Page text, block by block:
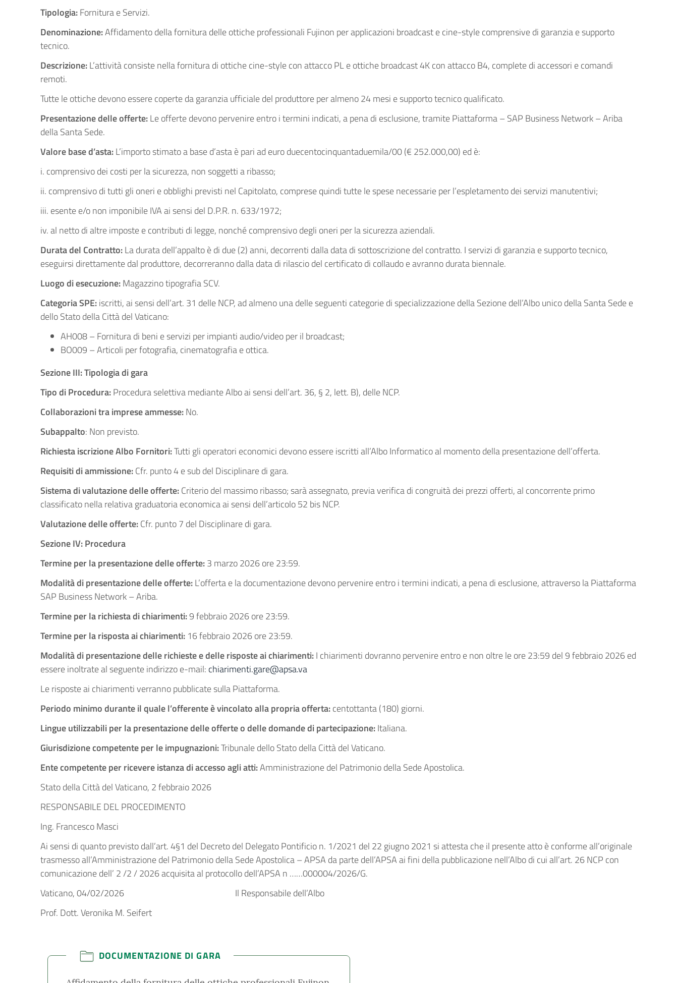
Tipologia:Fornitura e Servizi.
Denominazione:Affidamento della fornitura delle ottiche professionali Fujinon per applicazioni broadcast e cine-style comprensive di garanzia e supporto
tecnico.
Descrizione:L’attività consiste nella fornitura di ottiche cine-style con attacco PL e ottiche broadcast 4K con attacco B4, complete di accessori e comandi
remoti.
Tutte le ottiche devono essere coperte da garanzia ufficiale del produttore per almeno 24 mesi e supporto tecnico qualificato.
Presentazione delle offerte:Le offerte devono pervenire entro i termini indicati, a pena di esclusione, tramite Piattaforma – SAP Business Network – Ariba
della Santa Sede.
Valore base d’asta:L’importo stimato a base d’asta è pari ad euro duecentocinquantaduemila/00 (€ 252.000,00) ed è:
i. comprensivo dei costi per la sicurezza, non soggetti a ribasso;
ii. comprensivo di tutti gli oneri e obblighi previsti nel Capitolato, comprese quindi tutte le spese necessarie per l’espletamento dei servizi manutentivi;
iii. esente e/o non imponibile IVA ai sensi del D.P.R. n. 633/1972;
iv. al netto di altre imposte e contributi di legge, nonché comprensivo degli oneri per la sicurezza aziendali.
Durata del Contratto:La durata dell’appalto è di due (2) anni, decorrenti dalla data di sottoscrizione del contratto. I servizi di garanzia e supporto tecnico,
eseguirsi direttamente dal produttore, decorreranno dalla data di rilascio del certificato di collaudo e avranno durata biennale.
Luogo di esecuzione:Magazzino tipografia SCV.
Categoria SPE:iscritti, ai sensi dell’art. 31 delle NCP, ad almeno una delle seguenti categorie di specializzazione della Sezione dell’Albo unico della Santa Sede e
dello Stato della Città del Vaticano:
AH008 – Fornitura di beni e servizi per impianti audio/video per il broadcast;
BO009 – Articoli per fotografia, cinematografia e ottica.
Sezione III: Tipologia di gara
Tipo di Procedura:Procedura selettiva mediante Albo ai sensi dell’art. 36, § 2, lett. B), delle NCP.
Collaborazioni tra imprese ammesse:No.
Subappalto: Non previsto.
Richiesta iscrizione Albo Fornitori:Tutti gli operatori economici devono essere iscritti all’Albo Informatico al momento della presentazione dell’offerta.
Requisiti di ammissione:Cfr. punto 4 e sub del Disciplinare di gara.
Sistema di valutazione delle offerte:Criterio del massimo ribasso; sarà assegnato, previa verifica di congruità dei prezzi offerti, al concorrente primo
classificato nella relativa graduatoria economica ai sensi dell’articolo 52 bis NCP.
Valutazione delle offerte:Cfr. punto 7 del Disciplinare di gara.
Sezione IV: Procedura
Termine per la presentazione delle offerte:3 marzo 2026 ore 23:59.
Modalità di presentazione delle offerte:L’offerta e la documentazione devono pervenire entro i termini indicati, a pena di esclusione, attraverso la Piattaforma
SAP Business Network – Ariba.
Termine per la richiesta di chiarimenti:9 febbraio 2026 ore 23:59.
Termine per la risposta ai chiarimenti: 16 febbraio 2026 ore 23:59.
Modalità di presentazione delle richieste e delle risposteai chiarimenti:I chiarimenti dovranno pervenire entro e non oltre le ore 23:59 del 9 febbraio 2026 ed
essere inoltrate al seguente indirizzo e-mail: chiarimenti.gare@apsa.va
Le risposte ai chiarimenti verranno pubblicate sulla Piattaforma.
Periodo minimo durante il quale l’offerente è vincolato alla propria offerta:centottanta (180) giorni.
Lingue utilizzabili per la presentazione delle offerte o delle domande di partecipazione:Italiana.
Giurisdizione competente per le impugnazioni:Tribunale dello Stato della Città del Vaticano.
Ente competente per ricevere istanza di accesso agli atti:Amministrazione del Patrimonio della Sede Apostolica.
Stato della Città del Vaticano, 2 febbraio 2026
RESPONSABILE DEL PROCEDIMENTO
Ing. Francesco Masci
Ai sensi di quanto previsto dall’art. 4§1 del Decreto del Delegato Pontificio n. 1/2021 del 22 giugno 2021 si attesta che il presente atto è conforme all’originale
trasmesso all’Amministrazione del Patrimonio della Sede Apostolica – APSA da parte dell’APSA ai fini della pubblicazione nell’Albo di cui all’art. 26 NCP con
comunicazione dell’ 2 /2 / 2026 acquisita al protocollo dell’APSA n ……000004/2026/G.
Vaticano, 04/02/2026 Il Responsabile dell’Albo
Prof. Dott. Veronika M. Seifert
DOCUMENTAZIONE DI GARA